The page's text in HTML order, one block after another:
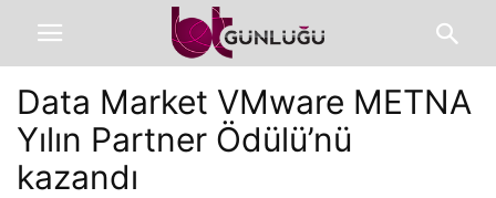
Data Market VMware METNA
Yılın Partner Ödülü’nü
kazandı